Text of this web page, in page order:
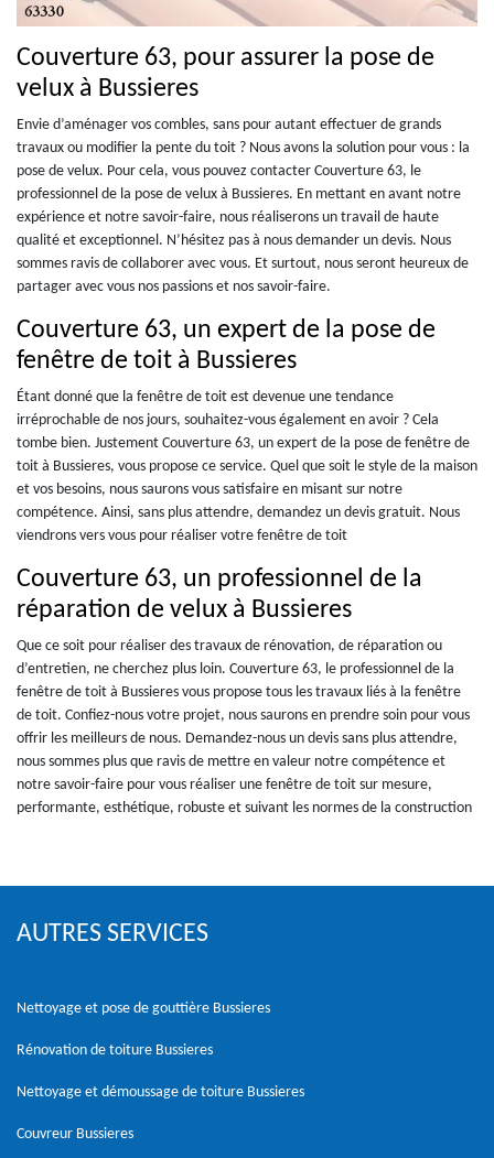
Couverture 63, pour assurer la pose de
velux à Bussieres
Envie d’aménager vos combles, sans pour autant effectuer de grands
travaux ou modifier la pente du toit ? Nous avons la solution pour vous : la
pose de velux. Pour cela, vous pouvez contacter Couverture 63, le
professionnel de la pose de velux à Bussieres. En mettant en avant notre
expérience et notre savoir-faire, nous réaliserons un travail de haute
qualité et exceptionnel. N’hésitez pas à nous demander un devis. Nous
sommes ravis de collaborer avec vous. Et surtout, nous seront heureux de
partager avec vous nos passions et nos savoir-faire.
Couverture 63, un expert de la pose de
fenêtre de toit à Bussieres
Étant donné que la fenêtre de toit est devenue une tendance
irréprochable de nos jours, souhaitez-vous également en avoir ? Cela
tombe bien. Justement Couverture 63, un expert de la pose de fenêtre de
toit à Bussieres, vous propose ce service. Quel que soit le style de la maison
et vos besoins, nous saurons vous satisfaire en misant sur notre
compétence. Ainsi, sans plus attendre, demandez un devis gratuit. Nous
viendrons vers vous pour réaliser votre fenêtre de toit
Couverture 63, un professionnel de la
réparation de velux à Bussieres
Que ce soit pour réaliser des travaux de rénovation, de réparation ou
d’entretien, ne cherchez plus loin. Couverture 63, le professionnel de la
fenêtre de toit à Bussieres vous propose tous les travaux liés à la fenêtre
de toit. Confiez-nous votre projet, nous saurons en prendre soin pour vous
offrir les meilleurs de nous. Demandez-nous un devis sans plus attendre,
nous sommes plus que ravis de mettre en valeur notre compétence et
notre savoir-faire pour vous réaliser une fenêtre de toit sur mesure,
performante, esthétique, robuste et suivant les normes de la construction
AUTRES SERVICES
Nettoyage et pose de gouttière Bussieres
Rénovation de toiture Bussieres
Nettoyage et démoussage de toiture Bussieres
Couvreur Bussieres